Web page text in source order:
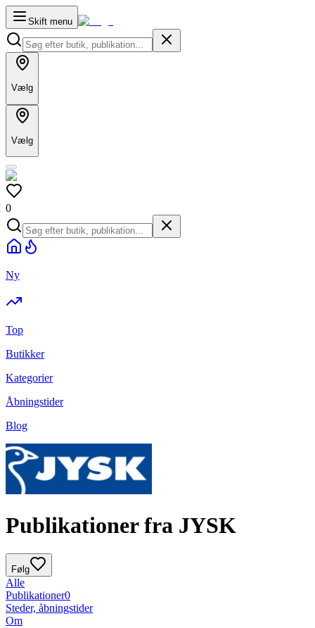
Skift menu
Vælg
Vælg
0
Ny
Top
Butikker
Kategorier
Åbningstider
Blog
Publikationer fra JYSK
Følg
Alle
Publikationer0
Steder, åbningstider
Om